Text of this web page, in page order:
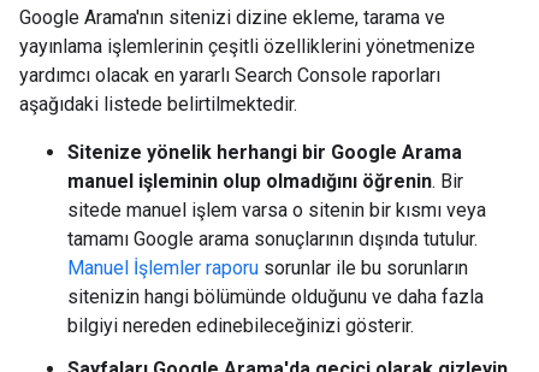
Google Arama'nın sitenizi dizine ekleme, tarama ve
yayınlama işlemlerinin çeşitli özelliklerini yönetmenize
yardımcı olacak en yararlı Search Console raporları
aşağıdaki listede belirtilmektedir.
Sitenize yönelik herhangi bir Google Arama
manuel işleminin olup olmadığını öğrenin. Bir
sitede manuel işlem varsa o sitenin bir kısmı veya
tamamı Google arama sonuçlarının dışında tutulur.
Manuel İşlemler raporu sorunlar ile bu sorunların
sitenizin hangi bölümünde olduğunu ve daha fazla
bilgiyi nereden edinebileceğinizi gösterir.